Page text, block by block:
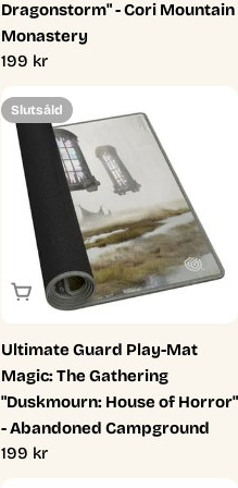
Dragonstorm" - Cori Mountain
Monastery
Ordinarie
199 kr
Slutsåld
Slutsåld
Ultimate Guard Play-Mat
Magic: The Gathering
"Duskmourn: House of Horror"
- Abandoned Campground
Ordinarie
199 kr